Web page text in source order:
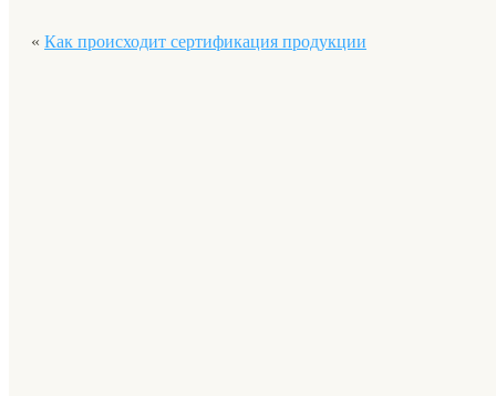
« Как происходит сертификация продукции